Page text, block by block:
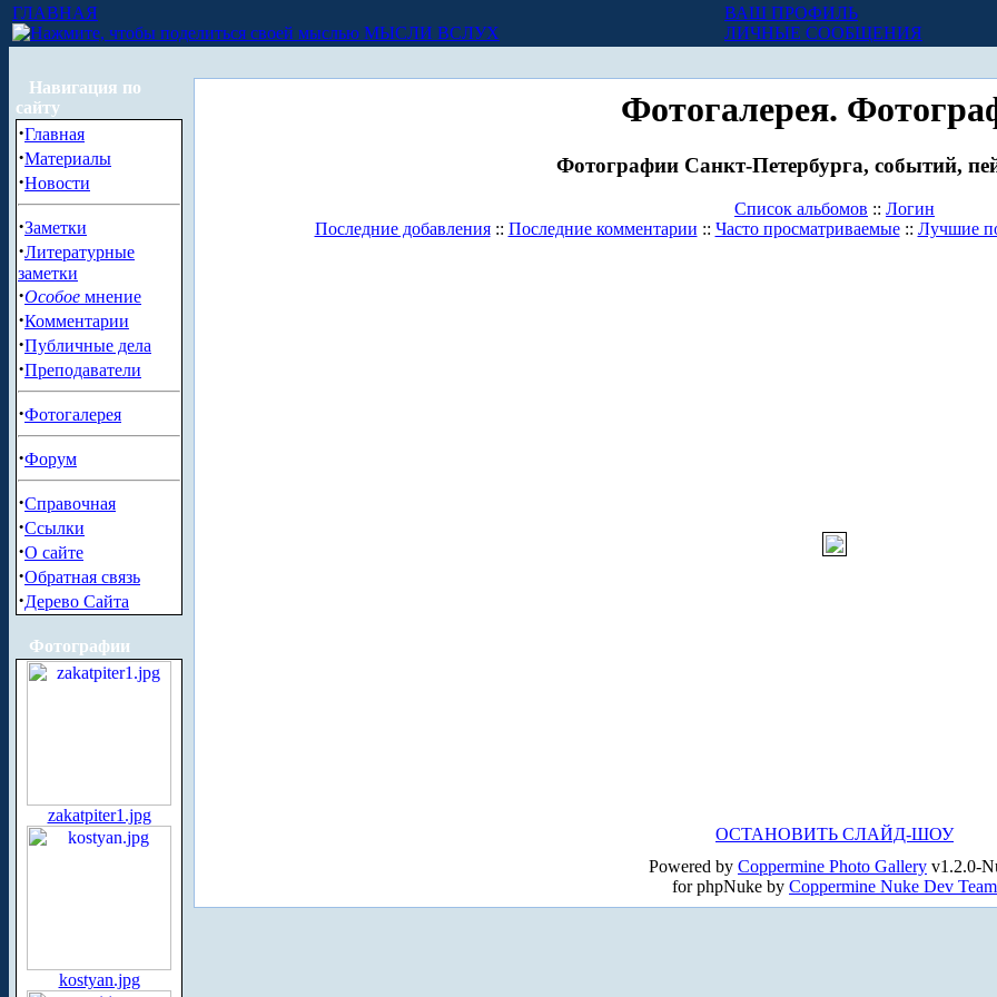
ГЛАВНАЯ
МЫСЛИ ВСЛУХ
ВАШ ПРОФИЛЬ
ЛИЧНЫЕ СООБЩЕНИЯ
Навигация по
сайту
·Главная
·Материалы
·Новости
·Заметки
·Литературные
заметки
·Особое мнение
·Комментарии
·Публичные дела
·Преподаватели
·Фотогалерея
·Форум
·Справочная
·Ссылки
·О сайте
·Обратная связь
·Дерево Сайта
Фотографии
zakatpiter1.jpg
kostyan.jpg
Фотогалерея.
Фотографии Санкт-Петербурга, событий,
Список альбомов :: Логин
Последние добавления:: Последние комментарии :: Часто просматриваемые:: Лучшие
ОСТАНОВИТЬ СЛАЙД-ШОУ
Powered by Coppermine Photo Gallery v1.2.0-
for phpNuke by Coppermine Nuke Dev Team